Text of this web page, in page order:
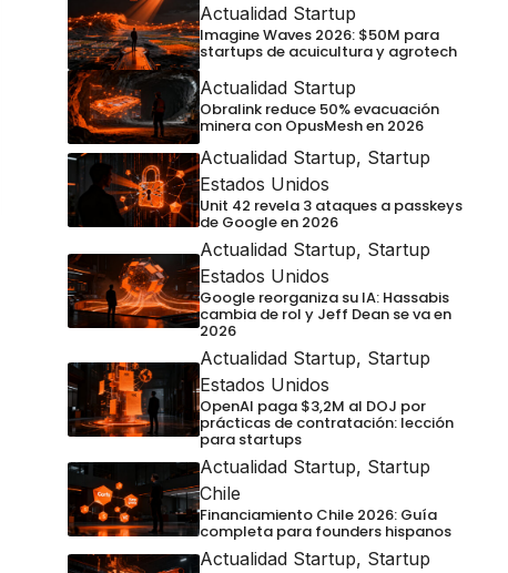
Actualidad Startup
Imagine Waves 2026: $50M para
startups de acuicultura y agrotech
Actualidad Startup
Obralink reduce 50% evacuación
minera con OpusMesh en 2026
Actualidad Startup, Startup
Estados Unidos
Unit 42 revela 3 ataques a passkeys
de Google en 2026
Actualidad Startup, Startup
Estados Unidos
Google reorganiza su IA: Hassabis
cambia de rol y Jeff Dean se va en
2026
Actualidad Startup, Startup
Estados Unidos
OpenAI paga $3,2M al DOJ por
prácticas de contratación: lección
para startups
Actualidad Startup, Startup
Chile
Financiamiento Chile 2026: Guía
completa para founders hispanos
Actualidad Startup, Startup